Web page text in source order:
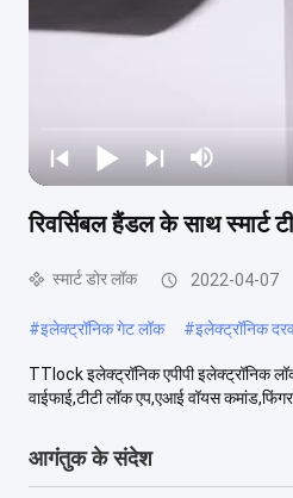
रिवर्सिबल हैंडल के साथ स्मार्ट
स्मार्ट डोर लॉक 2022-04-07
#इलेक्ट्रॉनिक गेट लॉक #इलेक्ट्रॉनिक
TTlock इलेक्ट्रॉनिक एपीपी इलेक्ट्रॉनिक
वाईफाई,टीटी लॉक एप,एआई वॉयस
आगंतुक के संदेश